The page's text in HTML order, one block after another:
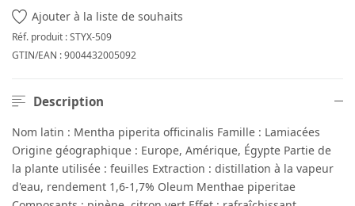
Ajouter à la liste de souhaits
Réf. produit :STYX-509
GTIN/EAN :9004432005092
Description
Nom latin : Mentha piperita officinalis Famille : Lamiacées
Origine géographique : Europe, Amérique, Égypte Partie de
la plante utilisée : feuilles Extraction : distillation à la vapeur
d'eau, rendement 1,6-1,7% Oleum Menthae piperitae